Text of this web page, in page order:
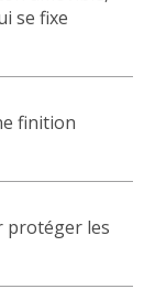
se fixe
finition
protéger les